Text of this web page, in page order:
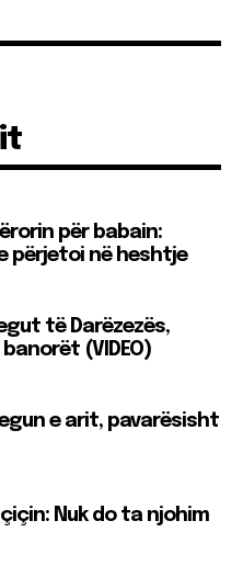
për babain:
përjetoi në heshtje
të Darëzezës,
(VIDEO)
e arit, pavarësisht
Nuk do ta njohim